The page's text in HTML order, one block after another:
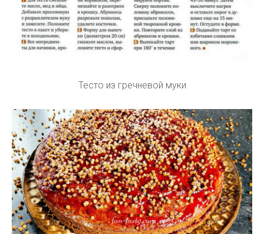
Тесто из гречневой муки